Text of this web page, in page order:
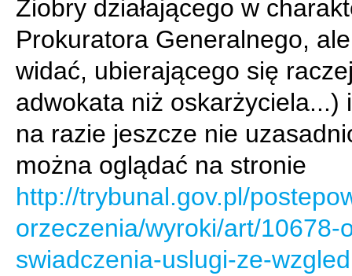
Ziobry działającego w
Prokuratora Generalnego,
widać, ubierającego się
adwokata niż oskarżyciela...)
na razie jeszcze nie
można oglądać na stronie
http://trybunal.gov.pl/
orzeczenia/wyroki/art/10678-
swiadczenia-uslugi-ze-